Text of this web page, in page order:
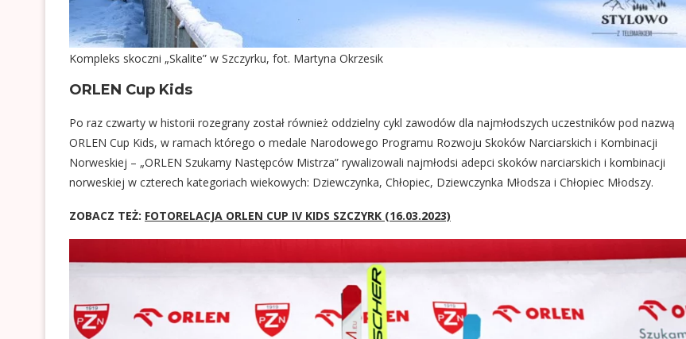
Kompleks skoczni „Skalite” w Szczyrku, fot. Martyna Okrzesik
ORLEN Cup Kids
Po raz czwarty w historii rozegrany został również oddzielny cykl zawodów dla najmłodszych uczestników pod nazwą
ORLEN Cup Kids, w ramach którego o medale Narodowego Programu Rozwoju Skoków Narciarskich i Kombinacji
Norweskiej – „ORLEN Szukamy Następców Mistrza” rywalizowali najmłodsi adepci skoków narciarskich i kombinacji
norweskiej w czterech kategoriach wiekowych: Dziewczynka, Chłopiec, Dziewczynka Młodsza i Chłopiec Młodszy.
ZOBACZ TEŻ: FOTORELACJA ORLEN CUP IV KIDS SZCZYRK (16.03.2023)